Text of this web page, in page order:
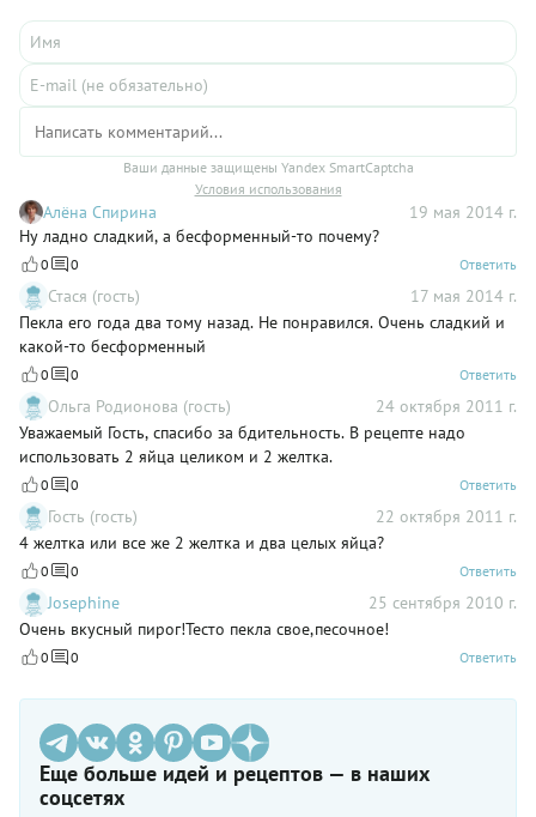
Ваши данные защищены Yandex SmartCaptcha
Условия использования
Алёна Спирина
19 мая 2014 г.
Ну ладно сладкий, а бесформенный-то почему?
0 0 Ответить
Стася (гость)
17 мая 2014 г.
Пекла его года два тому назад. Не понравился. Очень сладкий и
какой-то бесформенный
0 0 Ответить
Ольга Родионова (гость)
24 октября 2011 г.
Уважаемый Гость, спасибо за бдительность. В рецепте надо
использовать 2 яйца целиком и 2 желтка.
0 0 Ответить
Гость (гость)
22 октября 2011 г.
4 желтка или все же 2 желтка и два целых яйца?
0 0 Ответить
Josephine
25 сентября 2010 г.
Очень вкусный пирог!Тесто пекла свое,песочное!
0 0 Ответить
Еще больше идей и рецептов — в наших
соцсетях